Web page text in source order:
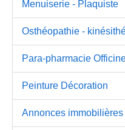
Menuiserie - Plaquiste
Osthéopathie -
Para-pharmacie
Peinture Décoration
Annonces immobilières